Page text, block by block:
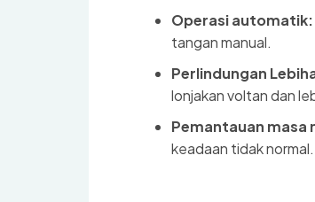
Operasi automatik:
tangan manual.
Perlindungan
lonjakan voltan dan
Pemantauan masa
keadaan tidak normal.